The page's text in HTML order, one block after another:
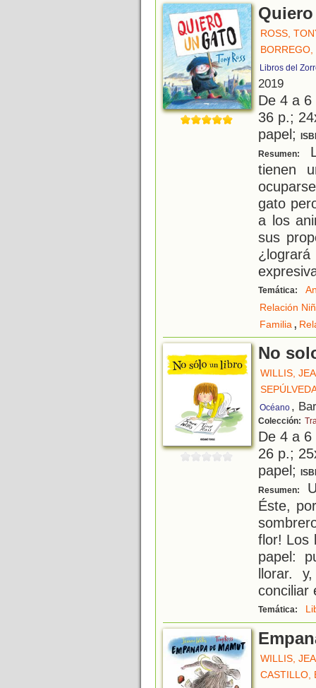
ROSS,
Libros del
2019
De 4 a
36 p.;
papel;
Resumen:
tienen
gato
a los
sus
Temática:
Relación
Familia,
No
WILLIS,
Océano ,
Colección:
De 4 a
26 p.;
papel;
Resumen:
Éste,
flor! Los
papel:
llorar.
conciliar
Temática:
WILLIS,
CASTILLO,